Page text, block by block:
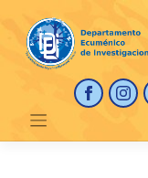
contenido